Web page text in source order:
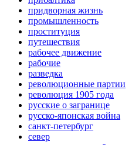
придворная жизнь
промышленность
проституция
путешествия
рабочее движение
рабочие
разведка
революционные партии
революция 1905 года
русские о загранице
русско-японская война
санкт-петербург
север